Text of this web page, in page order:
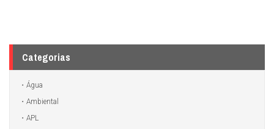
Categorias
Água
Ambiental
APL